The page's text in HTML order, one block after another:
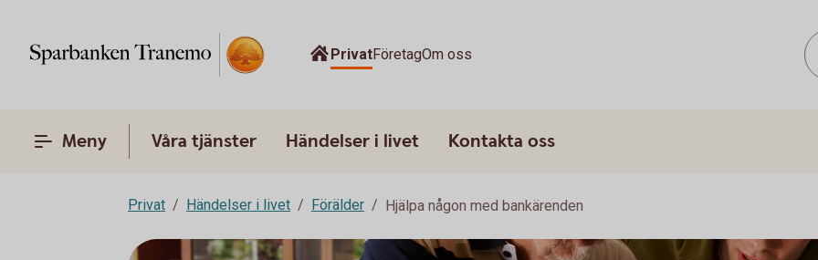
PrivatFöretagOm oss
Meny Våra tjänster Händelser i livet Kontakta oss
Privat Händelser i livet Förälder Hjälpa någon med bankärenden